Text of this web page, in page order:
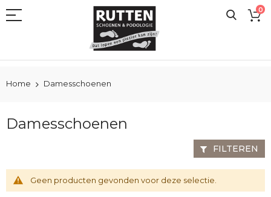
naar
0
Home Damesschoenen
Damesschoenen
Geen producten gevonden voor deze selectie.
FILTEREN